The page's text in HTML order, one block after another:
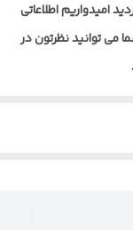
امیدواریم اطلاعاتی
می توانید نظرتون در